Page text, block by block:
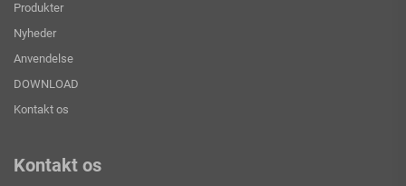
Produkter
Nyheder
Anvendelse
DOWNLOAD
Kontakt os
Kontakt os